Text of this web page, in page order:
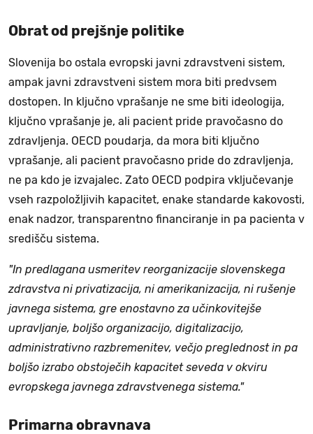
Obrat od prejšnje politike
Slovenija bo ostala evropski javni zdravstveni sistem,
ampak javni zdravstveni sistem mora biti predvsem
dostopen. In ključno vprašanje ne sme biti ideologija,
ključno vprašanje je, ali pacient pride pravočasno do
zdravljenja. OECD poudarja, da mora biti ključno
vprašanje, ali pacient pravočasno pride do zdravljenja,
ne pa kdo je izvajalec. Zato OECD podpira vključevanje
vseh razpoložljivih kapacitet, enake standarde kakovosti,
enak nadzor, transparentno financiranje in pa pacienta v
središču sistema.
"In predlagana usmeritev reorganizacije slovenskega
zdravstva ni privatizacija, ni amerikanizacija, ni rušenje
javnega sistema, gre enostavno za učinkovitejše
upravljanje, boljšo organizacijo, digitalizacijo,
administrativno razbremenitev, večjo preglednost in pa
boljšo izrabo obstoječih kapacitet seveda v okviru
evropskega javnega zdravstvenega sistema."
Primarna obravnava